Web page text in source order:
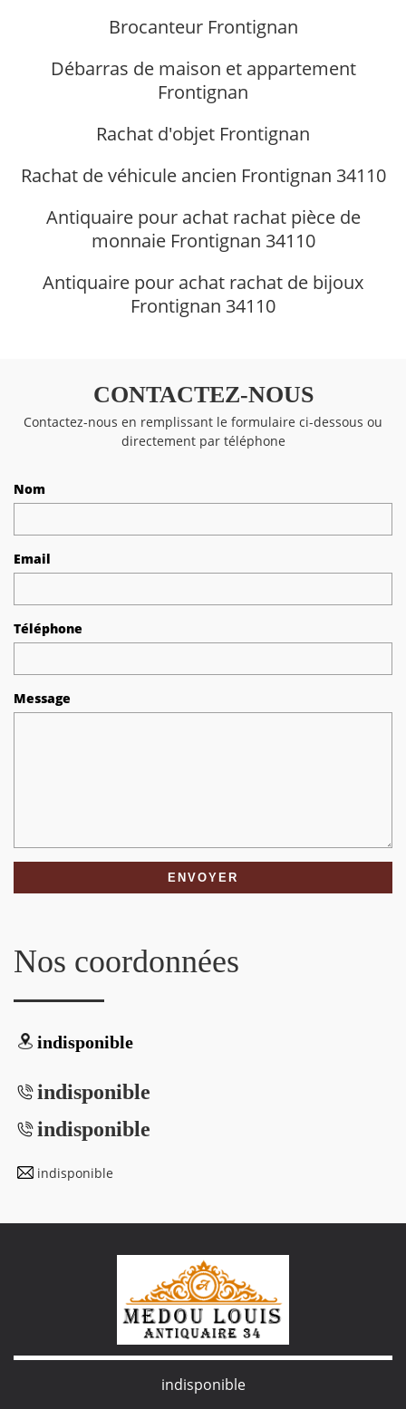
Brocanteur Frontignan
Débarras de maison et appartement
Frontignan
Rachat d'objet Frontignan
Rachat de véhicule ancien Frontignan 34110
Antiquaire pour achat rachat pièce de
monnaie Frontignan 34110
Antiquaire pour achat rachat de bijoux
Frontignan 34110
CONTACTEZ-NOUS
Contactez-nous en remplissant le formulaire ci-dessous ou
directement par téléphone
Nom
Email
Téléphone
Message
Nos coordonnées
indisponible
indisponible
indisponible
indisponible
indisponible